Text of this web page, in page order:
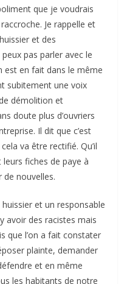
que je voudrais
Je rappelle et
et des
pas parler avec le
est en fait dans le même
subitement une voix
démolition et
doute plus d’ouvriers
Il dit que c’est
va être rectifié. Qu’il
fiches de paye à
de nouvelles.
huissier et un responsable
avoir des racistes mais
que l’on a fait constater
plainte, demander
et en même
les habitants de notre